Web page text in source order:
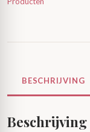
BESCHRIJVING
Beschrijving